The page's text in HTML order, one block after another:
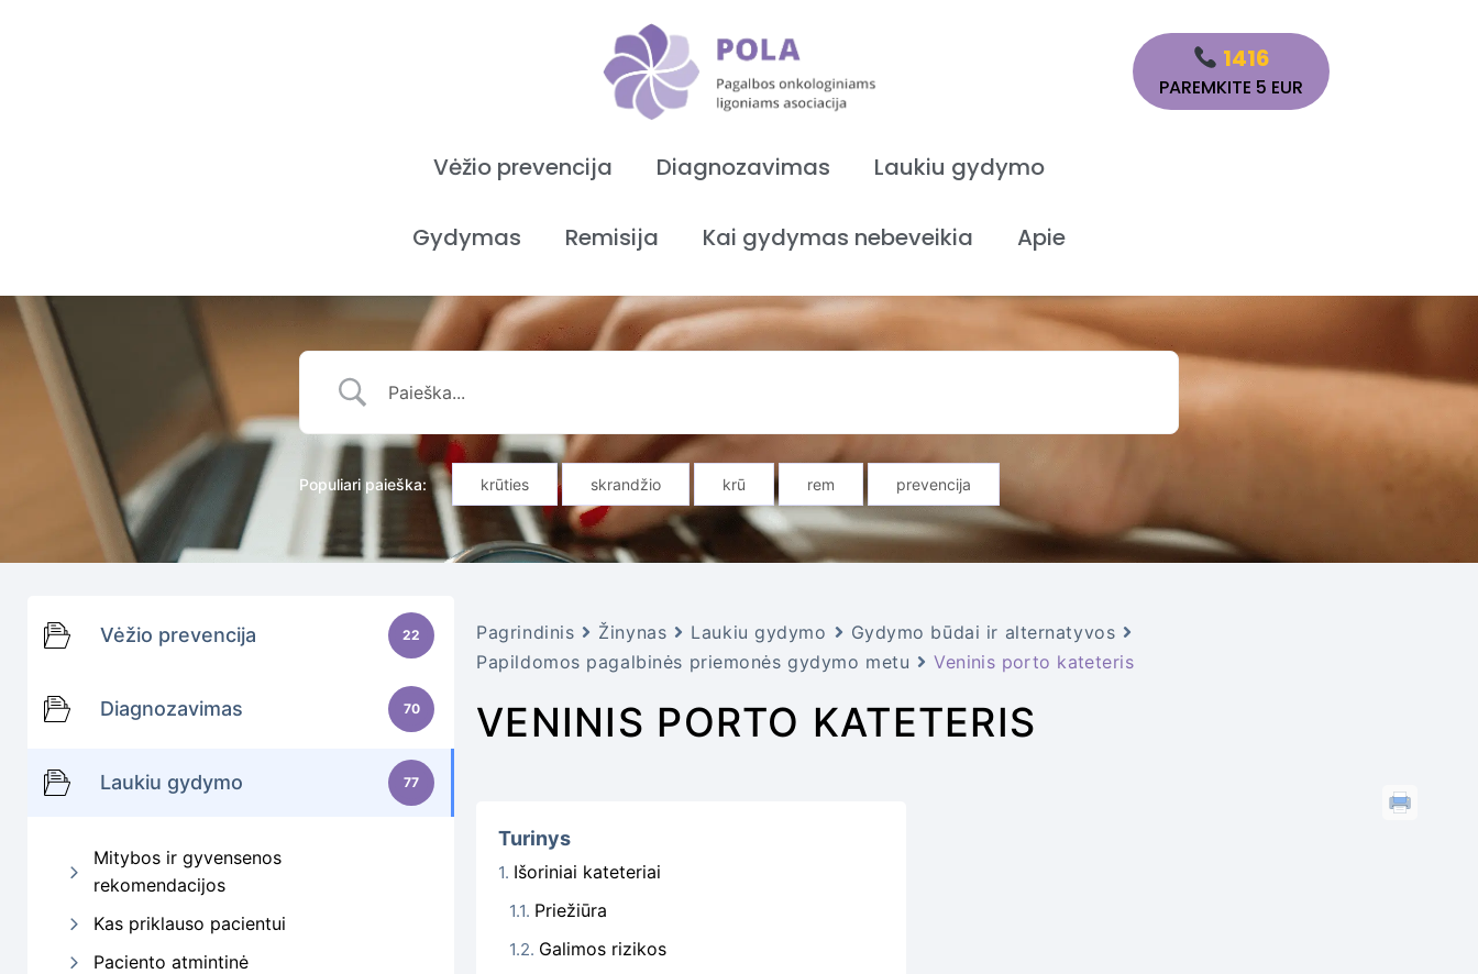
1416
PAREMKITE 5 EUR
Vėžio prevencija Diagnozavimas Laukiu gydymo
Gydymas Remisija Kai gydymas nebeveikia Apie
Populiari paieška: krūties skrandžio krū rem prevencija
Vėžio prevencija 22
Diagnozavimas 70
Laukiu gydymo 77
Mitybos ir gyvensenos
rekomendacijos
Kas priklauso pacientui
Paciento atmintinė
Pagrindinis Žinynas Laukiu gydymo
Gydymo būdai ir alternatyvos
Papildomos pagalbinės priemonės gydymo metu
Veninis porto kateteris
VENINIS PORTO KATETERIS
Turinys
Išoriniai kateteriai
Priežiūra
Galimos rizikos